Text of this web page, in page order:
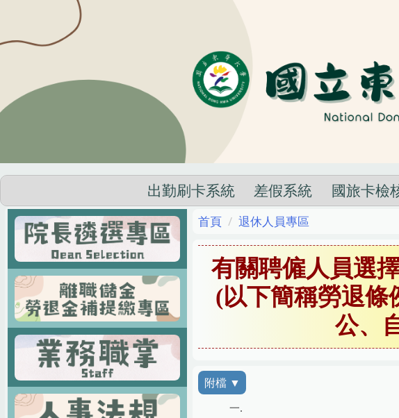
容
出勤刷卡系統 差假系統 國旅卡檢
首頁 退休人員專區
有關聘僱人員選
(以下簡稱勞退條
公、